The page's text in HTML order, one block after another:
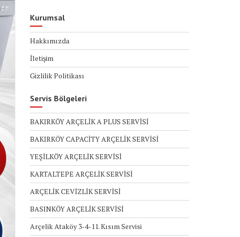
Kurumsal
Hakkımızda
İletişim
Gizlilik Politikası
Servis Bölgeleri
BAKIRKÖY ARÇELİK A PLUS SERVİSİ
BAKIRKÖY CAPACİTY ARÇELİK SERVİSİ
YEŞİLKÖY ARÇELİK SERVİSİ
KARTALTEPE ARÇELİK SERVİSİ
ARÇELİK CEVİZLİK SERVİSİ
BASINKÖY ARÇELİK SERVİSİ
Arçelik Ataköy 3-4-11. Kısım Servisi